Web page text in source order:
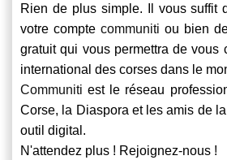
Rien de plus simple. Il vous suffit
votre compte communiti ou bien
gratuit qui vous permettra de vous
international des corses dans le
Communiti est le réseau
Corse, la Diaspora et les amis de
outil digital.
N'attendez plus ! Rejoignez-nous !